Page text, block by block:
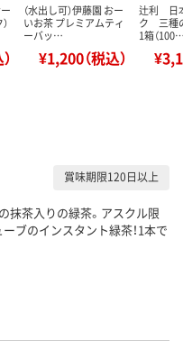
（水出し可）伊藤園 おー
いお茶 プレミアムティ
ーバッ…
¥1,200（税込）
辻利 日
ク 三種
1箱（
賞味期限120日以上
抹茶入りの緑茶。アスクル限
ブのインスタント緑茶！1本で